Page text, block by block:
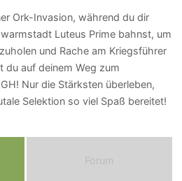
Ork-Invasion, während du dir
Luteus Prime bahnst, um
und Rache am Kriegsführer
du auf deinem Weg zum
Nur die Stärksten überleben,
Selektion so viel Spaß bereitet!
Forum